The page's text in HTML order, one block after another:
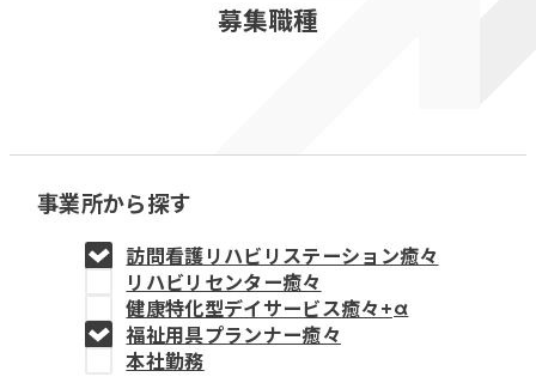
訪問看護リハビリステーション癒々
福祉用具プランナー癒々
教育事業
姫路中央こども園
姫路中央保育園
募集職種
事業所から探す
訪問看護リハビリステーション癒々
リハビリセンター癒々
健康特化型デイサービス癒々+α
福祉用具プランナー癒々
本社勤務